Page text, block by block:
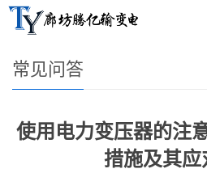
您的位置： 网站首页>
常见问答
使用电力变压器的注
措施及其应